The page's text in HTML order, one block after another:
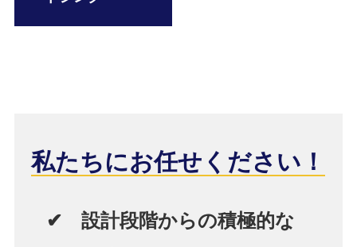
私たちにお任せください！
✔ 設計段階からの積極的な